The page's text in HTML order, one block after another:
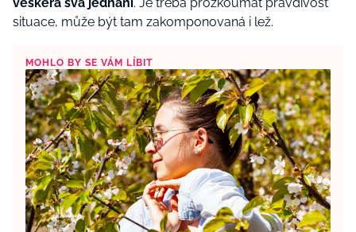
situace, může být tam zakomponovaná i lež.
MOHLO BY SE VÁM LÍBIT